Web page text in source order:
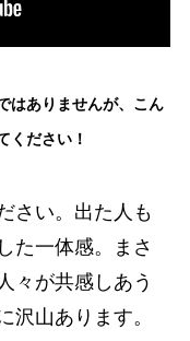
はありませんが、こん
ください！
さい。出た人も
た一体感。まさ
々が共感しあう
沢山あります。